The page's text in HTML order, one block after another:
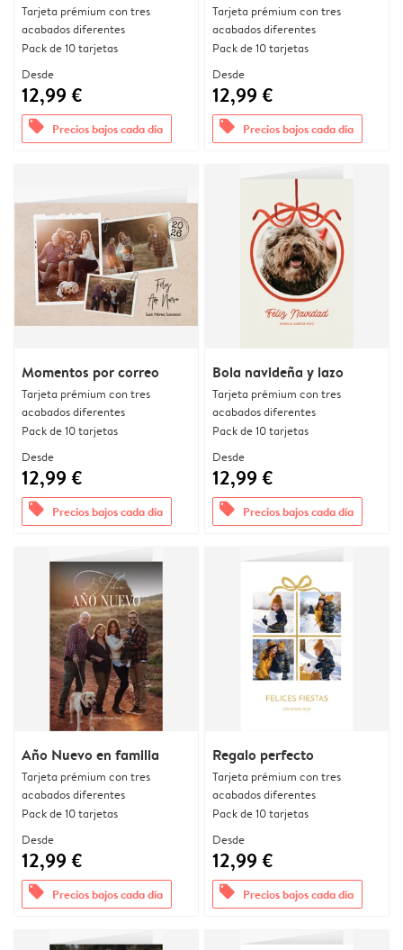
Tarjeta prémium con tres
acabados diferentes
Pack de 10 tarjetas
Desde
12,99 €
offers Precios bajos cada día
Tarjeta prémium con tres
acabados diferentes
Pack de 10 tarjetas
Desde
12,99 €
offers Precios bajos cada día
Momentos por correo
Tarjeta prémium con tres
acabados diferentes
Pack de 10 tarjetas
Desde
12,99 €
offers Precios bajos cada día
Bola navideña y lazo
Tarjeta prémium con tres
acabados diferentes
Pack de 10 tarjetas
Desde
12,99 €
offers Precios bajos cada día
Año Nuevo en familia
Tarjeta prémium con tres
acabados diferentes
Pack de 10 tarjetas
Desde
12,99 €
offers Precios bajos cada día
Regalo perfecto
Tarjeta prémium con tres
acabados diferentes
Pack de 10 tarjetas
Desde
12,99 €
offers Precios bajos cada día